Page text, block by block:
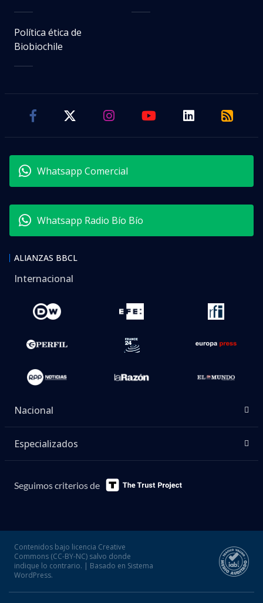
Política ética de
Biobiochile
Whatsapp Comercial
Whatsapp Radio Bío Bío
ALIANZAS BBCL
Internacional
Nacional
Especializados
Seguimos criterios de
Contenidos bajo licencia Creative
Commons (CC-BY-NC) salvo donde
indique lo contrario. | Basado en Sistema
WordPress.